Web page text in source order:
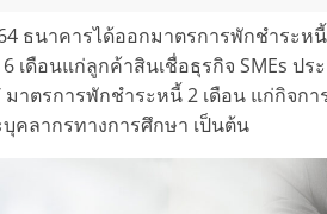
ธนาคารได้ออกมาตรการพักชำระห
เดือนแก่ลูกค้าสินเชื่อธุรกิจ SMEs ปร
มาตรการพักชำระหนี้ 2 เดือน แก่กิจก
คลากรทางการศึกษา เป็นต้น